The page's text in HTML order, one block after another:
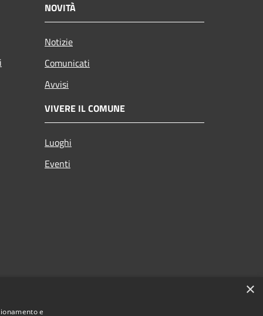
NOVITÀ
Notizie
Comunicati
Avvisi
VIVERE IL COMUNE
Luoghi
Eventi
×
e